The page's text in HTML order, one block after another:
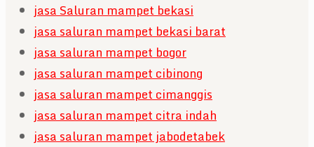
jasa Saluran mampet bekasi
jasa saluran mampet bekasi barat
jasa saluran mampet bogor
jasa saluran mampet cibinong
jasa saluran mampet cimanggis
jasa saluran mampet citra indah
jasa saluran mampet jabodetabek